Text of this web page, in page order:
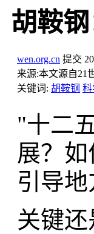
胡鞍
wen.org.cn 提交
来源:本文源自21
关键词: 胡鞍钢 科
"十二
展？
引导
关键